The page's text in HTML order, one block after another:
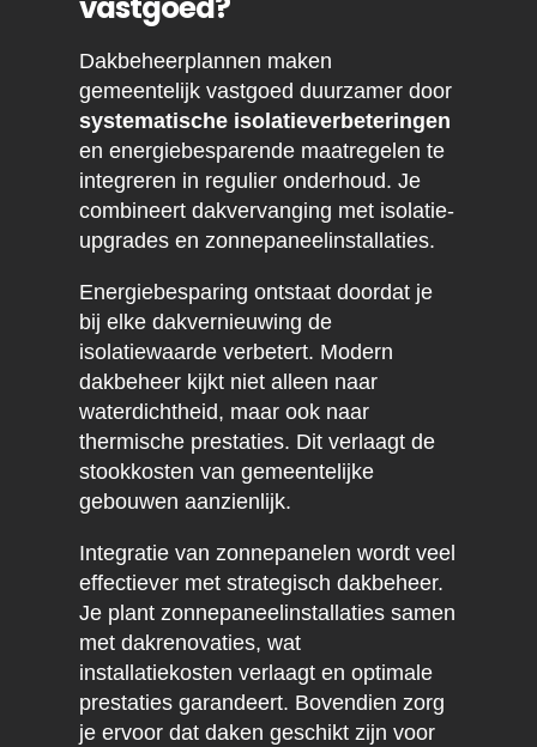
Dakbeheerplannen maken
gemeentelijk vastgoed duurzamer door
systematische isolatieverbeteringen
en energiebesparende maatregelen te
integreren in regulier onderhoud. Je
combineert dakvervanging met isolatie-
upgrades en zonnepaneelinstallaties.
Energiebesparing ontstaat doordat je
bij elke dakvernieuwing de
isolatiewaarde verbetert. Modern
dakbeheer kijkt niet alleen naar
waterdichtheid, maar ook naar
thermische prestaties. Dit verlaagt de
stookkosten van gemeentelijke
gebouwen aanzienlijk.
Integratie van zonnepanelen wordt veel
effectiever met strategisch dakbeheer.
Je plant zonnepaneelinstallaties samen
met dakrenovaties, wat
installatiekosten verlaagt en optimale
prestaties garandeert. Bovendien zorg
je ervoor dat daken geschikt zijn voor